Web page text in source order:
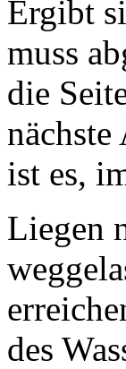
Ergibt
muss
die
nächste
ist es,
Liegen
des